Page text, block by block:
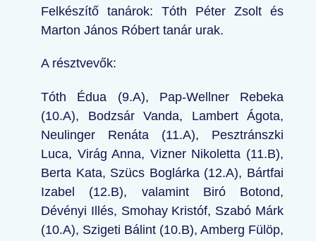
Felkészítő tanárok: Tóth Péter Zsolt és
Marton János Róbert tanár urak.
A résztvevők:
Tóth Édua (9.A), Pap-Wellner Rebeka
(10.A), Bodzsár Vanda, Lambert Ágota,
Neulinger Renáta (11.A), Pesztránszki
Luca, Virág Anna, Vizner Nikoletta (11.B),
Berta Kata, Szücs Boglárka (12.A), Bártfai
Izabel (12.B), valamint Biró Botond,
Dévényi Illés, Smohay Kristóf, Szabó Márk
(10.A), Szigeti Bálint (10.B), Amberg Fülöp,